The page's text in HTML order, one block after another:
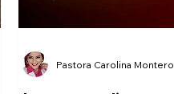
Pastora Carolina Montero